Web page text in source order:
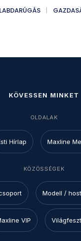
LABDARÚGÁS
KÖVESSEN MINKET
OLDALAK
Hírlap Maxline
KÖZÖSSÉGEK
Modell /
VIP